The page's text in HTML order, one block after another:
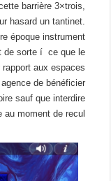
barrière 3×trois,
hasard un tantinet.
époque instrument
de sorte í ce que le
aux espaces
de bénéficier
sauf que interdire
moment de recul.